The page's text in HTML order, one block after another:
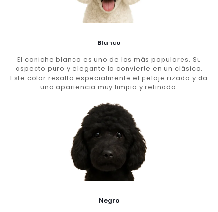
Blanco
El caniche blanco es uno de los más populares. Su
aspecto puro y elegante lo convierte en un clásico.
Este color resalta especialmente el pelaje rizado y da
una apariencia muy limpia y refinada.
Negro